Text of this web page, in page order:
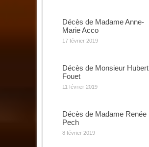
Décès de Madame Anne-
Marie Acco
17 février 2019
Décès de Monsieur Hubert
Fouet
11 février 2019
Décès de Madame Renée
Pech
8 février 2019